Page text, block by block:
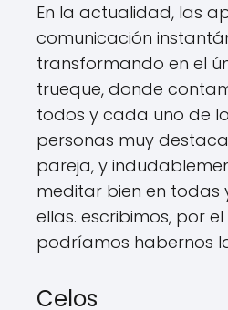
En la actualidad, las
comunicación
transformando en el
trueque, donde
todos y cada uno de
personas muy
pareja, y
meditar bien en todas
ellas. escribimos, por
podríamos habernos
Celos